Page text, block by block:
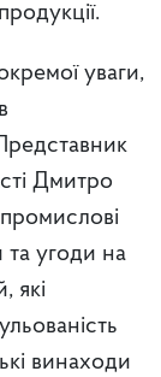
уваги,
Дмитро
угоди на
які
винаходи